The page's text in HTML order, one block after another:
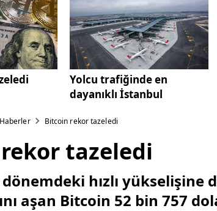
Yolcu trafiğinde en
dayanıklı İstanbul
Bitcoin rekor tazeledi
tazeledi
hızlı
aşan Bitcoin 52 bin 757